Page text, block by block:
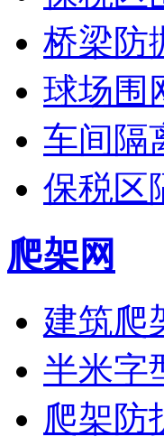
桥梁防
球场围
车间隔
保税区
爬架网
建筑爬
半米字
爬架防